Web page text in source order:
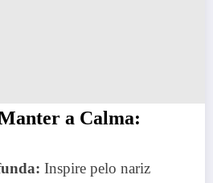
a Calma:
Inspire pelo nariz